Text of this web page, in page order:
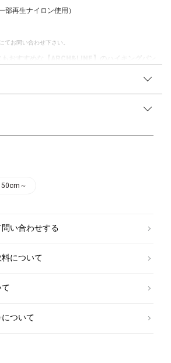
部再生ナイロン使用）
てお問い合わせ下さい。
イロン繊維などを格子状に織り込み、耐摩擦に
いたずら』と『LINE／直線＝真っ直ぐ・真面目
感度の高い大人達を魅了します。子供の成長と共
を展開。 『日常を少し豊かに』消耗品ではな
～
い合わせする
について
ついて